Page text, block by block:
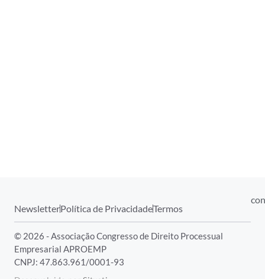
NewsletterPolítica de PrivacidadeTermos
© 2026 - Associação Congresso de Direito Processual
Empresarial APROEMP
CNPJ: 47.863.961/0001-93